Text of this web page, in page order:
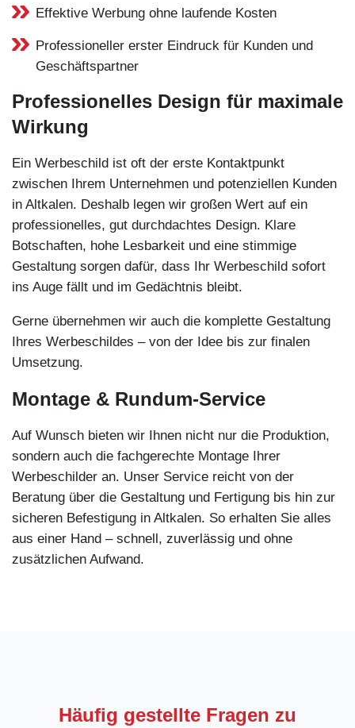
Effektive Werbung ohne laufende Kosten
Professioneller erster Eindruck für Kunden und
Geschäftspartner
Professionelles Design für maximale
Wirkung
Ein Werbeschild ist oft der erste Kontaktpunkt
zwischen Ihrem Unternehmen und potenziellen Kunden
in Altkalen. Deshalb legen wir großen Wert auf ein
professionelles, gut durchdachtes Design. Klare
Botschaften, hohe Lesbarkeit und eine stimmige
Gestaltung sorgen dafür, dass Ihr Werbeschild sofort
ins Auge fällt und im Gedächtnis bleibt.
Gerne übernehmen wir auch die komplette Gestaltung
Ihres Werbeschildes – von der Idee bis zur finalen
Umsetzung.
Montage & Rundum-Service
Auf Wunsch bieten wir Ihnen nicht nur die Produktion,
sondern auch die fachgerechte Montage Ihrer
Werbeschilder an. Unser Service reicht von der
Beratung über die Gestaltung und Fertigung bis hin zur
sicheren Befestigung in Altkalen. So erhalten Sie alles
aus einer Hand – schnell, zuverlässig und ohne
zusätzlichen Aufwand.
Häufig gestellte Fragen zu